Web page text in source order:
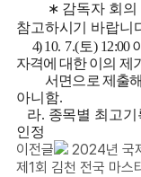
∗ 감독자 회의
참고하시기 바랍니
4) 10. 7.(토) 12:00
자격에 대한 이의 제
서면으로 제출
아니함.
라. 종목별 최고
인정
이전글
2024년 국
제1회 김천 전국 마스